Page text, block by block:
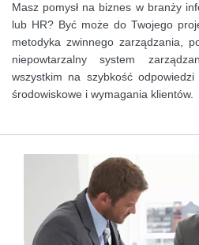
Masz pomysł na biznes w branży
lub HR? Być może do Twojego
metodyka zwinnego zarządzania,
niepowtarzalny system
wszystkim na szybkość
środowiskowe i wymagania klientów.